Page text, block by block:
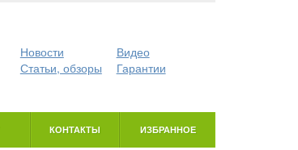
Новости
Видео
Статьи, обзоры Гарантии
КОНТАКТЫ ИЗБРАННОЕ